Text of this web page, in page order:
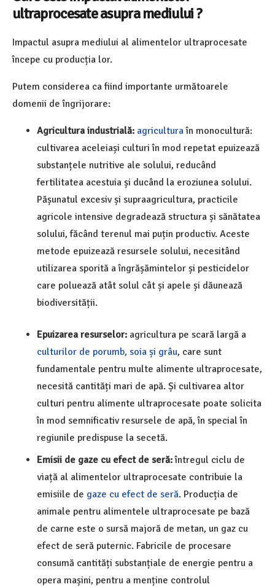
ultraprocesate asupra mediului ?
Impactul asupra mediului al alimentelor ultraprocesate
începe cu producția lor.
Putem considerea ca fiind importante următoarele
domenii de îngrijorare:
Agricultura industrială: agriculturaîn monocultură:
cultivarea aceleiași culturi în mod repetat epuizează
substanțele nutritive ale solului, reducând
fertilitatea acestuia și ducând la eroziunea solului.
Pășunatul excesiv și supraagricultura, practicile
agricole intensive degradează structura și sănătatea
solului, făcând terenul mai puțin productiv. Aceste
metode epuizează resursele solului, necesitând
utilizarea sporită a îngrășămintelor și pesticidelor
care poluează atât solul cât și apele și dăunează
biodiversității.
Epuizarea resurselor: agricultura pe scară largă a
culturilor de porumb, soia și grâu, care sunt
fundamentale pentru multe alimente ultraprocesate,
necesită cantități mari de apă. Și cultivarea altor
culturi pentru alimente ultraprocesate poate solicita
în mod semnificativ resursele de apă, în special în
regiunile predispuse la secetă.
Emisii de gaze cu efect de seră:întregul ciclu de
viață al alimentelor ultraprocesate contribuie la
emisiile de gaze cu efect de seră. Producția de
animale pentru alimentele ultraprocesate pe bază
de carne este o sursă majoră de metan, un gaz cu
efect de seră puternic. Fabricile de procesare
consumă cantități substanțiale de energie pentru a
opera mașini, pentru a menține controlul